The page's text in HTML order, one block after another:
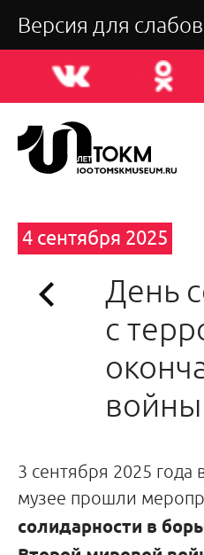
Версия для
4 сентября 2025
День
с
войны
3 сентября 2025
музее прошли
солидарности в